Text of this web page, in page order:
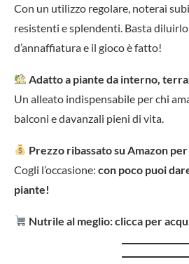
Con un utilizzo regolare, noterai
resistenti e splendenti. Basta diluirlo
d’annaffiatura e il gioco è fatto!
Adatto a piante da interno,
Un alleato indispensabile per chi
balconi e davanzali pieni di vita.
Prezzo ribassato su Amazon
Cogli l’occasione: con poco puoi
piante!
Nutrile al meglio: clicca per